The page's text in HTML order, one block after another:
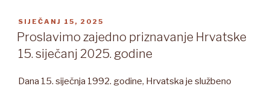
OBJAVLJENO
SIJEČANJ 15, 2025
Proslavimo zajedno priznavanje Hrvatske
15. siječanj 2025. godine
Dana 15. siječnja 1992. godine, Hrvatska je službeno